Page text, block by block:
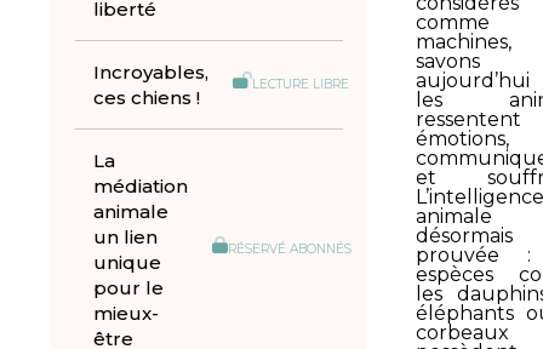
liberté
Incroyables,
ces chiens !
LECTURE LIBRE
La
médiation
animale
un lien
unique
pour le
mieux-
être
RÉSERVÉ ABONNÉS
comme
machines,
savons
les
émotions,
et
L’intelligence
animale
désormais
prouvée :
espèces
les
éléphants
corbeaux